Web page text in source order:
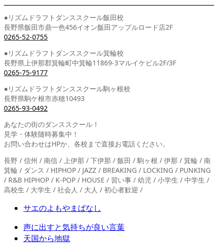
●リズムドラフトダンススクール飯田校
長野県飯田市鼎一色456イオン飯田アップルロード店2F
0265-52-0755
●リズムドラフトダンススクール箕輪校
長野県上伊那郡箕輪町中箕輪11869-3マルイケビル2F/3F
0265-75-9177
●リズムドラフトダンススクール駒ヶ根校
長野県駒ケ根市赤穂10493
0265-93-0492
あなたの街のダンススクール！
見学・体験随時募集中！
お問い合わせはHPか、各校まで直接お電話ください。
長野 / 信州 / 南信 / 上伊那 / 下伊那 / 飯田 / 駒ヶ根 / 伊那 / 箕輪 / 南
箕輪 / ダンス / HIPHOP / JAZZ / BREAKING / LOCKING / PUNKING
/ R&B HIPHOP / K-POP / HOUSE / 習い事 / 幼児 / 小学生 / 中学生 /
高校生 / 大学生 / 社会人 / 大人 / 初心者歓迎 /
サエのよもやまばなし
声に出すと気持ちが良い言葉
天国から地獄